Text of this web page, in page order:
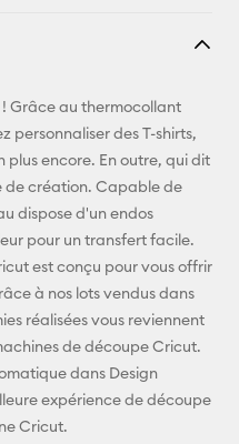
Pinterest
Facebook
Grâce au thermocollant
personnaliser des T-shirts,
plus encore. En outre, qui dit
création. Capable de
dispose d'un endos
pour un transfert facile.
est conçu pour vous offrir
à nos lots vendus dans
réalisées vous reviennent
de découpe Cricut.
dans Design
expérience de découpe
Cricut.